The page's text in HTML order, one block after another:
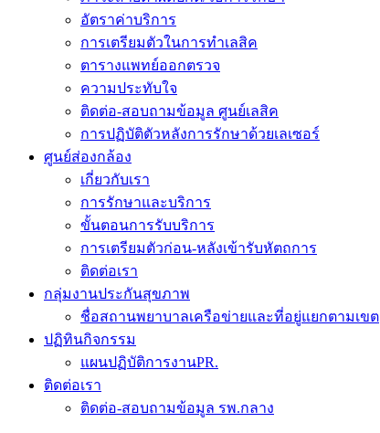
อัตราค่าบริการ
การเตรียมตัวในการทำเลสิค
ตารางแพทย์ออกตรวจ
ความประทับใจ
ติดต่อ-สอบถามข้อมูล ศูนย์เลสิค
การปฏิบัติตัวหลังการรักษาด้วยเลเซอร์
ศูนย์ส่องกล้อง
เกี่ยวกับเรา
การรักษาและบริการ
ขั้นตอนการรับบริการ
การเตรียมตัวก่อน-หลังเข้ารับหัตถการ
ติดต่อเรา
กลุ่มงานประกันสุขภาพ
ชื่อสถานพยาบาลเครือข่ายและที่อยู่แยกตามเขต
ปฏิทินกิจกรรม
แผนปฏิบัติการงานPR.
ติดต่อเรา
ติดต่อ-สอบถามข้อมูล รพ.กลาง